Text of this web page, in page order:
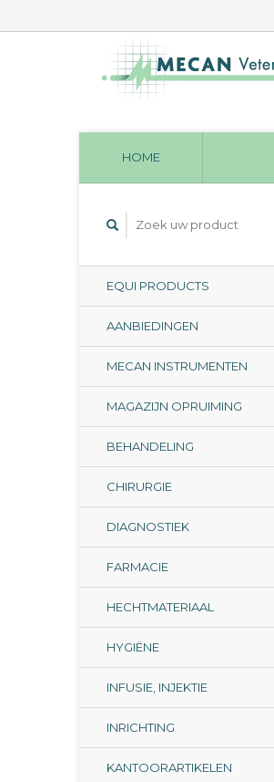
HOME
EQUI PRODUCTS
AANBIEDINGEN
MECAN INSTRUMENTEN
MAGAZIJN OPRUIMING
BEHANDELING
CHIRURGIE
DIAGNOSTIEK
FARMACIE
HECHTMATERIAAL
HYGIËNE
INFUSIE, INJEKTIE
INRICHTING
KANTOORARTIKELEN